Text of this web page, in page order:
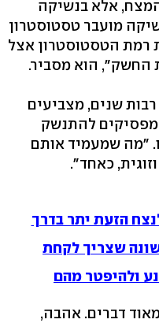
אלא בנשיקה
מועבר טסטוסטרון
הטסטוסטרון אצל
החשק", הוא מסביר.
רבות שנים, מצביעים
מהאנשים מפסיקים להתנשק
"מה שמעמיד אותם
כאחד".
הזעת יתר בדרך
שצריך לקחת
ולהיפטר מהם
דברים. אהבה,